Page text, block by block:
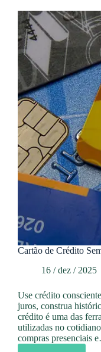
Cartão de Crédito
16 / dez / 2025
Use crédito
juros, construa
crédito é uma das
utilizadas no
compras presenciais